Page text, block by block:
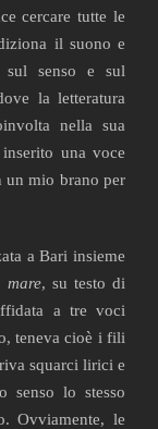
cercare tutte le
il suono e
sul senso e sul
la letteratura
nella sua
una voce
un mio brano per
a Bari insieme
mare, su testo di
a tre voci
teneva cioè i fili
squarci lirici e
senso lo stesso
Ovviamente, le